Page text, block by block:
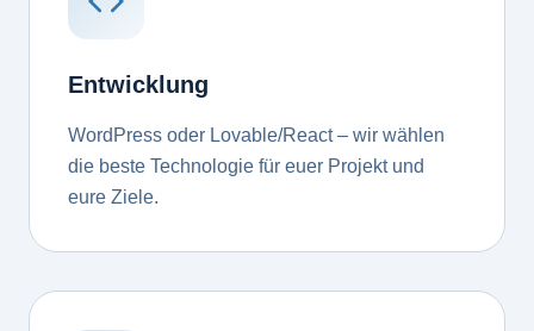
Entwicklung
WordPress oder Lovable/React – wir wählen
die beste Technologie für euer Projekt und
eure Ziele.